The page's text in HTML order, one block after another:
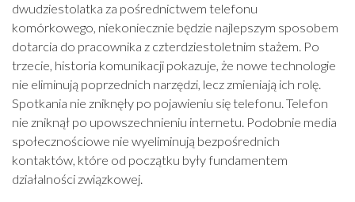
dwudziestolatka za pośrednictwem telefonu
komórkowego, niekoniecznie będzie najlepszym sposobem
dotarcia do pracownika z czterdziestoletnim stażem. Po
trzecie, historia komunikacji pokazuje, że nowe technologie
nie eliminują poprzednich narzędzi, lecz zmieniają ich rolę.
Spotkania nie zniknęły po pojawieniu się telefonu. Telefon
nie zniknął po upowszechnieniu internetu. Podobnie media
społecznościowe nie wyeliminują bezpośrednich
kontaktów, które od początku były fundamentem
działalności związkowej.